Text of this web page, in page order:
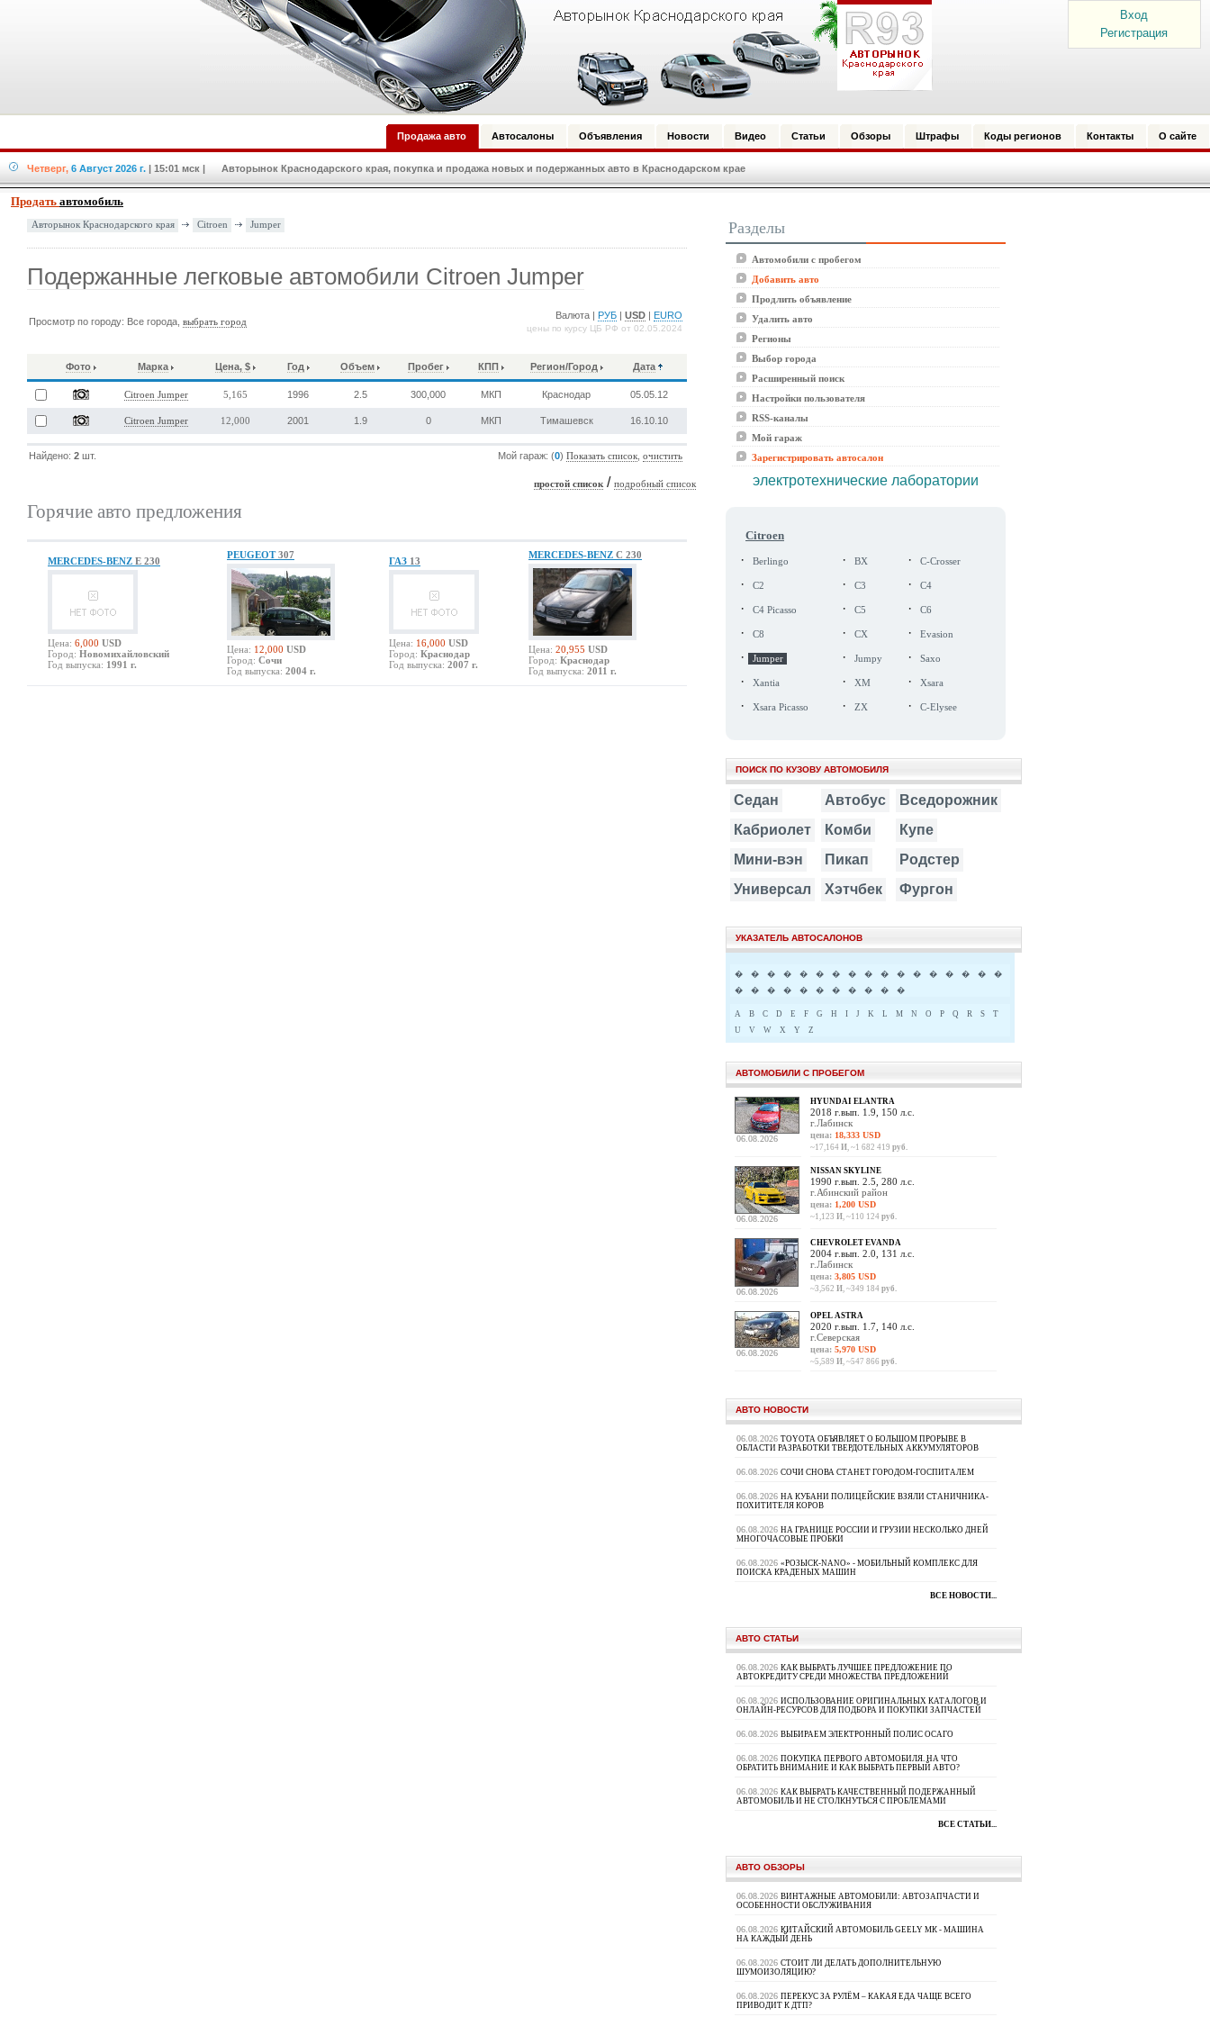
Вход
Регистрация
Продажа авто Автосалоны Объявления Новости Видео Статьи Обзоры Штрафы Коды регионов Контакты О сайте
Четверг, 6 Август 2026 г. | 15:01 мск | Авторынок Краснодарского края, покупка и продажа новых и подержанных авто в Краснодарском крае
Продать автомобиль
Авторынок Краснодарского края Citroen Jumper
Подержанные легковые автомобили Citroen Jumper
Просмотр по городу: Все города,выбрать город
Валюта | РУБ |USD EURO
цены по курсу ЦБ РФ от 02.05.2024
Фото Марка Цена, $ Год Объем Пробег КПП Регион/Город Дата
Citroen Jumper 5,165 1996 2.5 300,000 МКП Краснодар 05.05.12
Citroen Jumper 12,000 2001 1.9 0 МКП Тимашевск 16.10.10
Найдено:2 шт. Мой гараж: (0)Показать список ,очистить
простой список /подробный список
Горячие авто предложения
MERCEDES-BENZ E 230
Цена: 6,000 USD
Город: Новомихайловский
Год выпуска: 1991 г.
PEUGEOT307
Цена: 12,000 USD
Город: Сочи
Год выпуска: 2004 г.
ГАЗ 13
Цена: 16,000 USD
Город: Краснодар
Год выпуска: 2007 г.
MERCEDES-BENZ C 230
Цена: 20,955 USD
Город: Краснодар
Год выпуска: 2011 г.
Разделы
Автомобили с пробегом
Добавить авто
Продлить объявление
Удалить авто
Регионы
Выбор города
Расширенный поиск
Настройки пользователя
RSS-каналы
Мой гараж
Зарегистрировать автосалон
электротехнические лаборатории
Citroen
· Berlingo · BX · C-Crosser
· C2 · C3 · C4
· C4 Picasso · C5 · C6
· C8 · CX · Evasion
· Jumper · Jumpy · Saxo
· Xantia · XM · Xsara
· Xsara Picasso · ZX · C-Elysee
ПОИСК ПО КУЗОВУ АВТОМОБИЛЯ
Седан Автобус
Вседорожник
Кабриолет
Комби
Купе
Мини-вэн
Пикап
Родстер
Универсал
Хэтчбек Фургон
УКАЗАТЕЛЬ АВТОСАЛОНОВ
� � � � � � � � � � � � � � � �
�
�
� � � � � � � � � �
A B C D E F G H I J K L M N O P Q R S
T
U
V W X Y Z
АВТОМОБИЛИ С ПРОБЕГОМ
06.08.2026
HYUNDAI ELANTRA
2018 г.вып. 1.9, 150 л.с.
г.Лабинск
цена: 18,333 USD
~17,164 И, ~1 682 419 руб.
06.08.2026
NISSAN SKYLINE
1990 г.вып. 2.5, 280 л.с.
г.Абинский район
цена: 1,200 USD
~1,123 И, ~110 124 руб.
06.08.2026
CHEVROLET EVANDA
2004 г.вып. 2.0, 131 л.с.
г.Лабинск
цена: 3,805 USD
~3,562 И, ~349 184 руб.
06.08.2026
OPEL ASTRA
2020 г.вып. 1.7, 140 л.с.
г.Северская
цена: 5,970 USD
~5,589 И, ~547 866 руб.
АВТО НОВОСТИ
06.08.2026 TOYOTA ОБЪЯВЛЯЕТ О БОЛЬШОМ ПРОРЫВЕ В
ОБЛАСТИ РАЗРАБОТКИ ТВЕРДОТЕЛЬНЫХ АККУМУЛЯТОРОВ
06.08.2026 СОЧИ СНОВА СТАНЕТ ГОРОДОМ-ГОСПИТАЛЕМ
06.08.2026 НА КУБАНИ ПОЛИЦЕЙСКИЕ ВЗЯЛИ СТАНИЧНИКА-
ПОХИТИТЕЛЯ КОРОВ
06.08.2026 НА ГРАНИЦЕ РОССИИ И ГРУЗИИ НЕСКОЛЬКО ДНЕЙ
МНОГОЧАСОВЫЕ ПРОБКИ
06.08.2026 «РОЗЫСК-NANO» - МОБИЛЬНЫЙ КОМПЛЕКС ДЛЯ
ПОИСКА КРАДЕНЫХ МАШИН
ВСЕ НОВОСТИ...
АВТО СТАТЬИ
06.08.2026 КАК ВЫБРАТЬ ЛУЧШЕЕ ПРЕДЛОЖЕНИЕ ПО
АВТОКРЕДИТУ СРЕДИ МНОЖЕСТВА ПРЕДЛОЖЕНИЙ
06.08.2026 ИСПОЛЬЗОВАНИЕ ОРИГИНАЛЬНЫХ КАТАЛОГОВ И
ОНЛАЙН-РЕСУРСОВ ДЛЯ ПОДБОРА И ПОКУПКИ ЗАПЧАСТЕЙ
06.08.2026 ВЫБИРАЕМ ЭЛЕКТРОННЫЙ ПОЛИС ОСАГО
06.08.2026 ПОКУПКА ПЕРВОГО АВТОМОБИЛЯ. НА ЧТО
ОБРАТИТЬ ВНИМАНИЕ И КАК ВЫБРАТЬ ПЕРВЫЙ АВТО?
06.08.2026 КАК ВЫБРАТЬ КАЧЕСТВЕННЫЙ ПОДЕРЖАННЫЙ
АВТОМОБИЛЬ И НЕ СТОЛКНУТЬСЯ С ПРОБЛЕМАМИ
ВСЕ СТАТЬИ...
АВТО ОБЗОРЫ
06.08.2026 ВИНТАЖНЫЕ АВТОМОБИЛИ: АВТОЗАПЧАСТИ И
ОСОБЕННОСТИ ОБСЛУЖИВАНИЯ
06.08.2026 КИТАЙСКИЙ АВТОМОБИЛЬ GEELY МК - МАШИНА
НА КАЖДЫЙ ДЕНЬ
06.08.2026 СТОИТ ЛИ ДЕЛАТЬ ДОПОЛНИТЕЛЬНУЮ
ШУМОИЗОЛЯЦИЮ?
06.08.2026 ПЕРЕКУС ЗА РУЛЁМ – КАКАЯ ЕДА ЧАЩЕ ВСЕГО
ПРИВОДИТ К ДТП?